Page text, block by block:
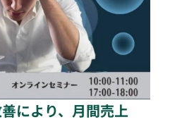
により、月間売上